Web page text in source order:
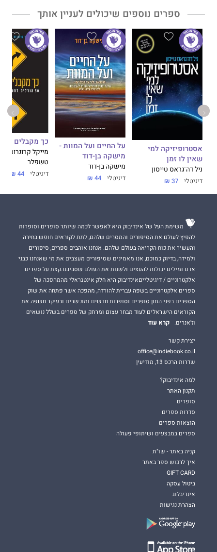
ספרים נוספים שיכולים לעניין אותך
אסטרופיזיקה למי
שאין לו זמן
ניל דה־גראס טייסון
דיגיטלי 37 ₪
על החיים ועל המוות -
מישקה בן-דוד
מישקה בן-דוד
דיגיטלי 44 ₪
כך מקבלים
מייקל קרוגרוס,
טשפלר
דיגיטלי 44 ₪
משימת העל של אינדיבוק היא לאפשר לכמה שיותר סופרים וסופרות
להפיץ לעולם את הסיפורים והמסרים שלהם, לתת לקוראים חופש בחירה
והעשיר את כוח הקריאה בעולם שלהם. אנחנו אוהבים ספרים, סיפורים
ולמידה, בדיוק כמוכם, אנו מאמינים שסיפורים מעצבים את מי שאנחנו כבני
אדם ומילים יכולות להעצים ולשנות את העולם שסביבנו.קצת על ספרים
אלקטרוניים / דיגיטלייםאינדיבוק היא חלק אינטגראלי מהמהפכה של
ספרים אלקטרוניים בשפה עברית להורדה, מהפכה אשר פתחה את שוק
הספרים בפני המון סופרים וסופרות חדשים ומוכשרים ובעיקר חשפה את
הקוראים הישראלים לעוד מבחר עצום ומרתק של ספרים בשלל נושאים
וז'אנרים.
קרא עוד
יצירת קשר
office@indiebook.co.il
שדרות הרכס 13, מודיעין
למה אינדיבוק?
תקנון האתר
סופרים
סדרות ספרים
הוצאות ספרים
ספרים במבצעים ושיתופי פעולה
קניה באתר - שו"ת
איך לרכוש ספר באתר
GIFT CARD
ביטול עסקה
אינדיבלוג
הצהרת נגישות